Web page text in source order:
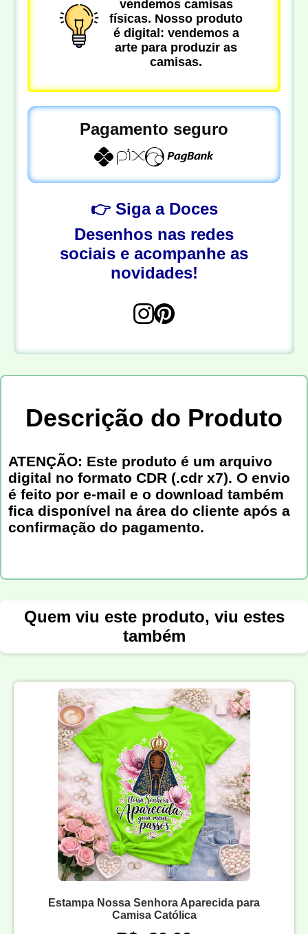
vendemos camisas
físicas. Nosso produto
é digital: vendemos a
arte para produzir as
camisas.
Pagamento seguro
👉 Siga a Doces
Desenhos nas redes
sociais e acompanhe as
novidades!
Descrição do Produto
ATENÇÃO: Este produto é um arquivo
digital no formato CDR (.cdr x7). O envio
é feito por e-mail e o download também
fica disponível na área do cliente após a
confirmação do pagamento.
Quem viu este produto, viu estes
também
Estampa Nossa Senhora Aparecida para
Camisa Católica